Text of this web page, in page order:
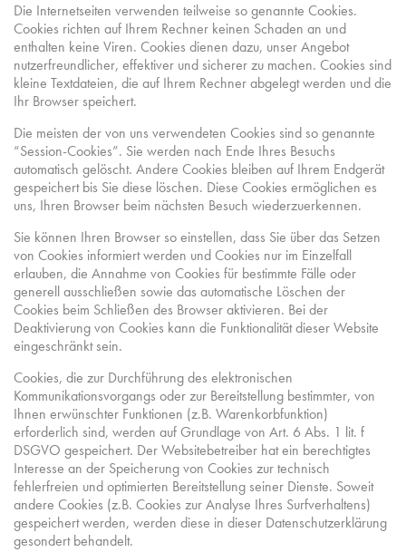
Die Internetseiten verwenden teilweise so genannte Cookies.
Cookies richten auf Ihrem Rechner keinen Schaden an und
enthalten keine Viren. Cookies dienen dazu, unser Angebot
nutzerfreundlicher, effektiver und sicherer zu machen. Cookies sind
kleine Textdateien, die auf Ihrem Rechner abgelegt werden und die
Ihr Browser speichert.
Die meisten der von uns verwendeten Cookies sind so genannte
“Session-Cookies”. Sie werden nach Ende Ihres Besuchs
automatisch gelöscht. Andere Cookies bleiben auf Ihrem Endgerät
gespeichert bis Sie diese löschen. Diese Cookies ermöglichen es
uns, Ihren Browser beim nächsten Besuch wiederzuerkennen.
Sie können Ihren Browser so einstellen, dass Sie über das Setzen
von Cookies informiert werden und Cookies nur im Einzelfall
erlauben, die Annahme von Cookies für bestimmte Fälle oder
generell ausschließen sowie das automatische Löschen der
Cookies beim Schließen des Browser aktivieren. Bei der
Deaktivierung von Cookies kann die Funktionalität dieser Website
eingeschränkt sein.
Cookies, die zur Durchführung des elektronischen
Kommunikationsvorgangs oder zur Bereitstellung bestimmter, von
Ihnen erwünschter Funktionen (z.B. Warenkorbfunktion)
erforderlich sind, werden auf Grundlage von Art. 6 Abs. 1 lit. f
DSGVO gespeichert. Der Websitebetreiber hat ein berechtigtes
Interesse an der Speicherung von Cookies zur technisch
fehlerfreien und optimierten Bereitstellung seiner Dienste. Soweit
andere Cookies (z.B. Cookies zur Analyse Ihres Surfverhaltens)
gespeichert werden, werden diese in dieser Datenschutzerklärung
gesondert behandelt.